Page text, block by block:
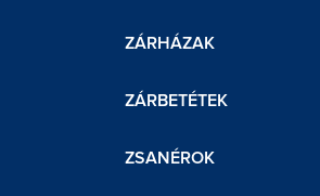
ZÁRHÁZAK
ZÁRBETÉTEK
ZSANÉROK